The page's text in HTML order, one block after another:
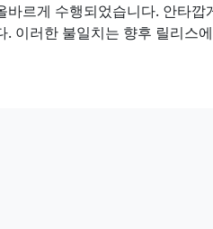
바르게 수행되었습니다. 안타
. 이러한 불일치는 향후 릴리스